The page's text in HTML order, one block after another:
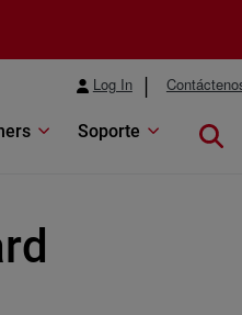
Log In
Soporte